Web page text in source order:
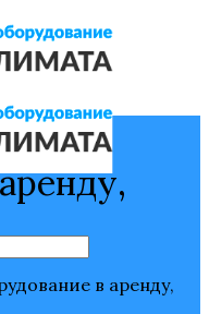
в аренду,